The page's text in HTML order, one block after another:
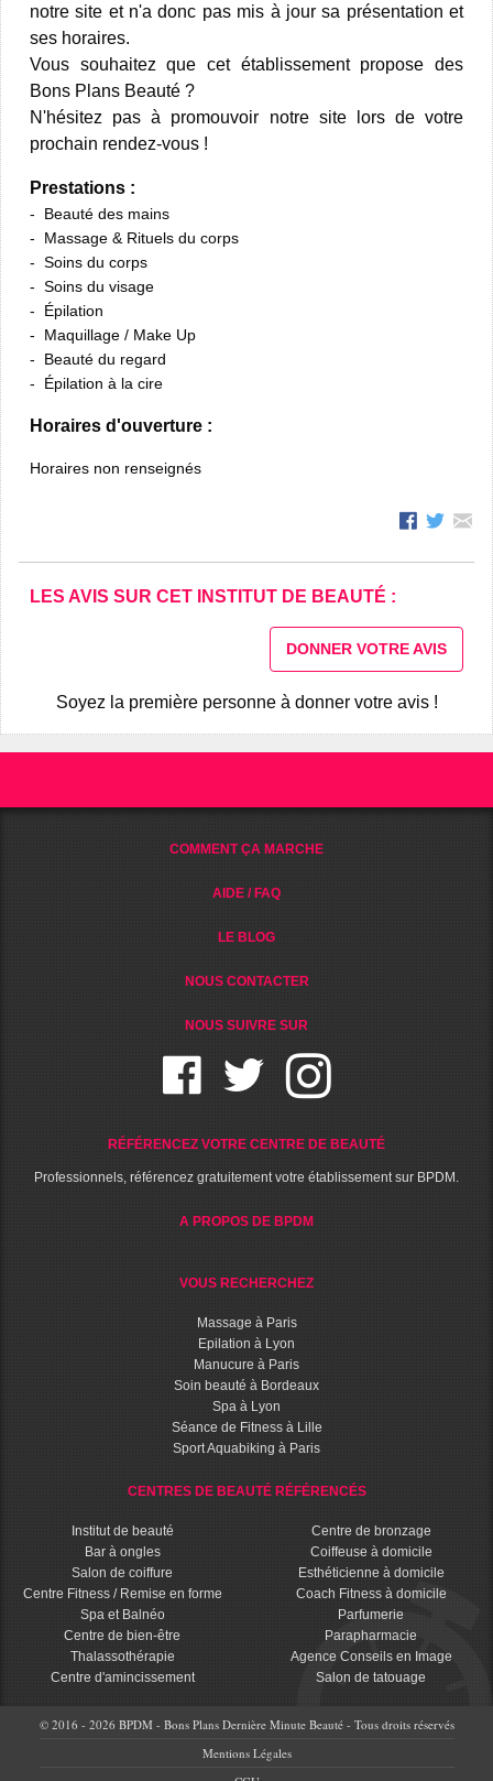
notre site et n'a donc pas mis à jour sa présentation et
ses horaires.
Vous souhaitez que cet établissement propose des
Bons Plans Beauté ?
N'hésitez pas à promouvoir notre site lors de votre
prochain rendez-vous !
Prestations :
Beauté des mains
Massage & Rituels du corps
Soins du corps
Soins du visage
Épilation
Maquillage / Make Up
Beauté du regard
Épilation à la cire
Horaires d'ouverture :
Horaires non renseignés
LES AVIS SUR CET INSTITUT DE BEAUTÉ :
DONNER VOTRE AVIS
Soyez la première personne à donner votre avis !
COMMENT ÇA MARCHE
AIDE / FAQ
LE BLOG
NOUS CONTACTER
NOUS SUIVRE SUR
RÉFÉRENCEZ VOTRE CENTRE DE BEAUTÉ
Professionnels, référencez gratuitement votre établissement sur BPDM.
A PROPOS DE BPDM
VOUS RECHERCHEZ
Massage à Paris
Epilation à Lyon
Manucure à Paris
Soin beauté à Bordeaux
Spa à Lyon
Séance de Fitness à Lille
Sport Aquabiking à Paris
CENTRES DE BEAUTÉ RÉFÉRENCÉS
Institut de beauté
Bar à ongles
Salon de coiffure
Centre Fitness / Remise en forme
Spa et Balnéo
Centre de bien-être
Thalassothérapie
Centre d'amincissement
Centre de bronzage
Coiffeuse à domicile
Esthéticienne à domicile
Coach Fitness à domicile
Parfumerie
Parapharmacie
Agence Conseils en Image
Salon de tatouage
© 2016 - 2026 BPDM - Bons Plans Dernière Minute Beauté - Tous droits réservés
Mentions Légales